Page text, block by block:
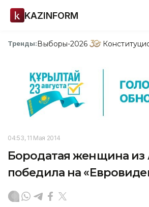
KAZINFORM
Тренды:Выборы-2026
04:53, 11 Мая 2014
Бородатая женщина из
победила на